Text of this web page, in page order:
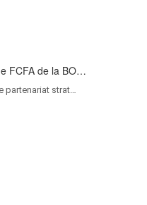
FCFA de la BO…
partenariat strat…